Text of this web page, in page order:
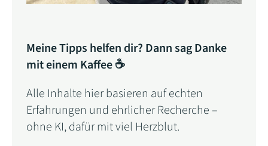
Meine Tipps helfen dir? Dann sag Danke
mit einem Kaffee ☕
Alle Inhalte hier basieren auf echten
Erfahrungen und ehrlicher Recherche –
ohne KI, dafür mit viel Herzblut.